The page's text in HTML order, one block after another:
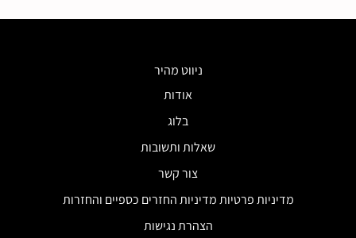
ניווט מהיר
אודות
בלוג
שאלות ותשובות
צור קשר
מדיניות פרטיות מדיניות החזרים כספיים והחזרות
הצהרת נגישות